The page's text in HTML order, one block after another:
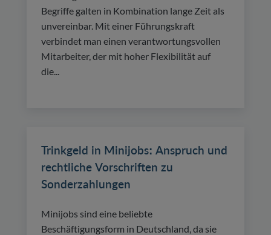
Begriffe galten in Kombination lange Zeit als
unvereinbar. Mit einer Führungskraft
verbindet man einen verantwortungsvollen
Mitarbeiter, der mit hoher Flexibilität auf
die...
Trinkgeld in Minijobs: Anspruch und
rechtliche Vorschriften zu
Sonderzahlungen
Minijobs sind eine beliebte
Beschäftigungsform in Deutschland, da sie